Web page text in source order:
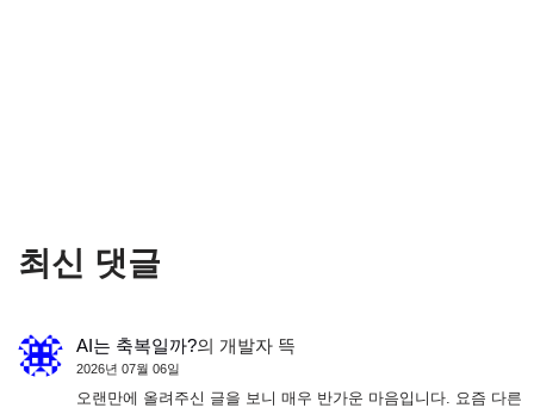
최신 댓글
AI는 축복일까?의 개발자 뜩
2026년 07월 06일
오랜만에 올려주신 글을 보니 매우 반가운 마음입니다. 요즘 다른